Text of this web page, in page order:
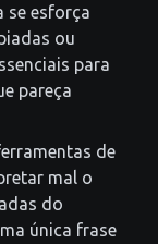
se esforça
ou
para
pareça
de
mal o
do
única frase